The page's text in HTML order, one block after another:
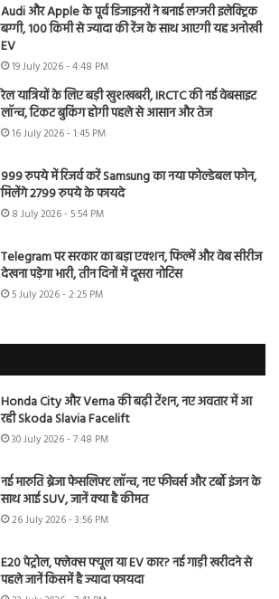
Audi और Apple के पूर्व डिजाइनरों ने बनाई लग्जरी इलेक्ट्रिक
बग्गी, 100 किमी से ज्यादा की रेंज के साथ आएगी यह अनोखी
EV
19 July 2026 - 4:48 PM
रेल यात्रियों के लिए बड़ी खुशखबरी, IRCTC की नई वेबसाइट
लॉन्च, टिकट बुकिंग होगी पहले से आसान और तेज
16 July 2026 - 1:45 PM
999 रुपये में रिजर्व करें Samsung का नया फोल्डेबल फोन,
मिलेंगे 2799 रुपये के फायदे
8 July 2026 - 5:54 PM
Telegram पर सरकार का बड़ा एक्शन, फिल्में और वेब सीरीज
देखना पड़ेगा भारी, तीन दिनों में दूसरा नोटिस
5 July 2026 - 2:25 PM
Honda City और Verna की बढ़ी टेंशन, नए अवतार में आ
रही Skoda Slavia Facelift
30 July 2026 - 7:48 PM
नई मारुति ब्रेजा फेसलिफ्ट लॉन्च, नए फीचर्स और टर्बो इंजन के
साथ आई SUV, जानें क्या है कीमत
26 July 2026 - 3:56 PM
E20 पेट्रोल, फ्लेक्स फ्यूल या EV कार? नई गाड़ी खरीदने से
पहले जानें किसमें है ज्यादा फायदा